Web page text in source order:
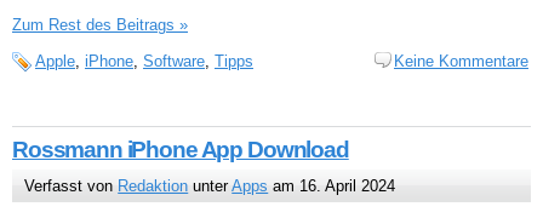
Zum Rest des Beitrags »
Apple iPhone Software Tipps Keine Kommentare
Rossmann iPhone App Download
Verfasst von Redaktion unterApps am 16. April 2024